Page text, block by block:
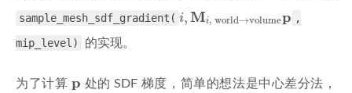
sample_mesh_sdf_gradient( i,Mi, world→volumep
i, M i,world
,
mip_level)
的实现。
为了计算 p
p 处的 SDF 梯度，简单的想法是中心差分法，